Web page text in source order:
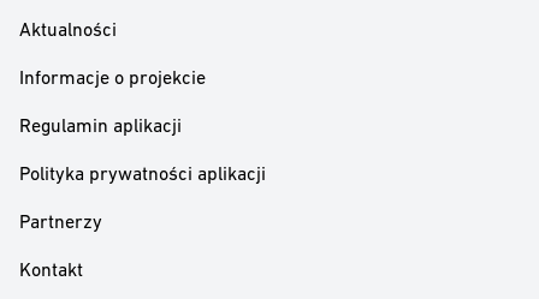
Aktualności
Informacje o projekcie
Regulamin aplikacji
Polityka prywatności aplikacji
Partnerzy
Kontakt